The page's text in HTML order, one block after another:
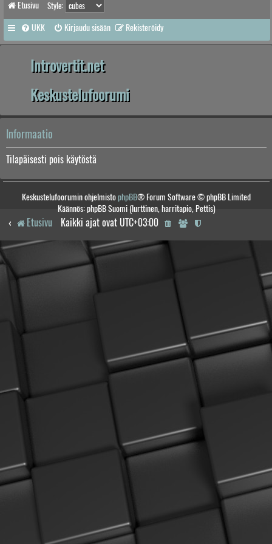
Etusivu Style:
UKK Kirjaudu sisään Rekisteröidy
Introvertit.net
Keskustelufoorumi
Informaatio
Tilapäisesti pois käytöstä
Keskustelufoorumin ohjelmistophpBB® Forum Software © phpBB Limited
Käännös: phpBB Suomi (lurttinen, harritapio, Pettis)
Etusivu Kaikki ajat ovat UTC+03:00